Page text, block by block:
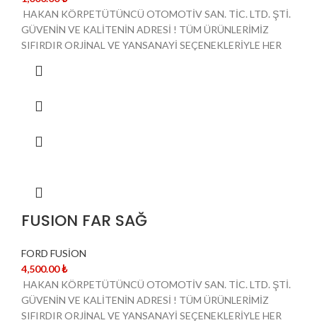
HAKAN KÖRPETÜTÜNCÜ OTOMOTİV SAN. TİC. LTD. ŞTİ.
GÜVENİN VE KALİTENİN ADRESİ ! TÜM ÜRÜNLERİMİZ
SIFIRDIR ORJİNAL VE YANSANAYİ SEÇENEKLERİYLE HER
FUSION FAR SAĞ
FORD FUSİON
4,500.00₺
HAKAN KÖRPETÜTÜNCÜ OTOMOTİV SAN. TİC. LTD. ŞTİ.
GÜVENİN VE KALİTENİN ADRESİ ! TÜM ÜRÜNLERİMİZ
SIFIRDIR ORJİNAL VE YANSANAYİ SEÇENEKLERİYLE HER